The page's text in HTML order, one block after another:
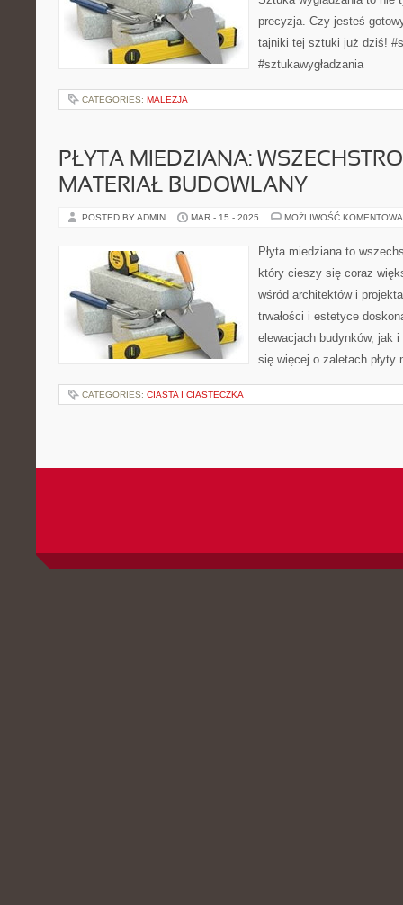
precyzja. Czy jesteś
tajniki tej sztuki już dziś!
#sztukawygładzania
CATEGORIES: MALEZJA
PŁYTA MIEDZIANA:
MATERIAŁ BUDOWLANY
POSTED BY ADMIN MAR - 15 - 2025 MOŻLIWOŚĆ
Płyta miedziana to
który cieszy się coraz
wśród architektów i
trwałości i estetyce
elewacjach budynków, jak
się więcej o zaletach płyty
CATEGORIES: CIASTA I CIASTECZKA